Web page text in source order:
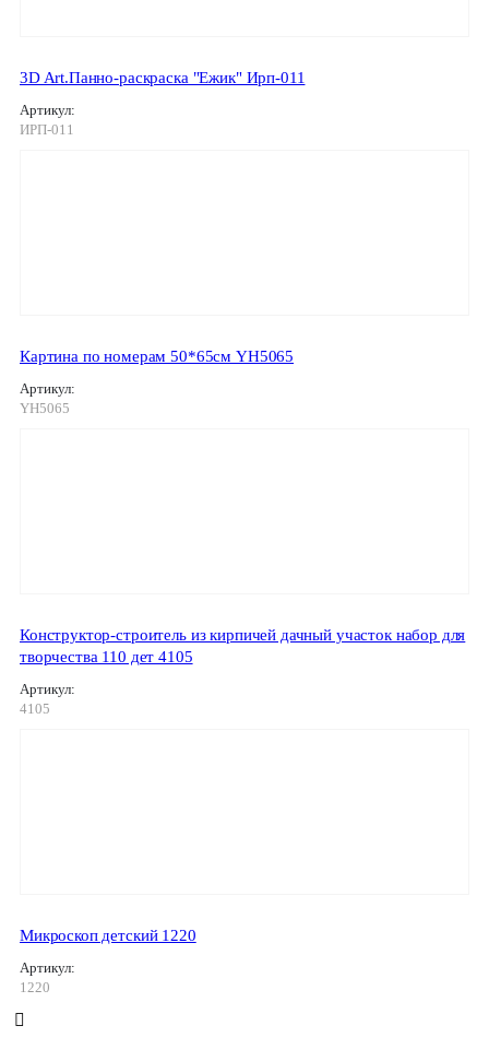
3D Art.Панно-раскраска "Ежик" Ирп-011
Артикул:
ИРП-011
Картина по номерам 50*65см YH5065
Артикул:
YH5065
Конструктор-строитель из кирпичей дачный участок набор для
творчества 110 дет 4105
Артикул:
4105
Микроскоп детский 1220
Артикул:
1220